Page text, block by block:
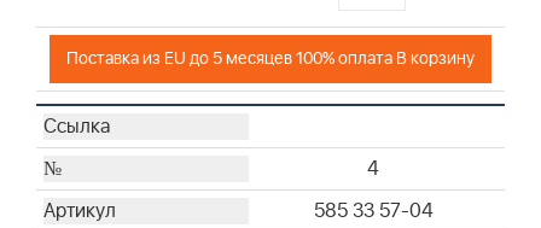
70
74
77
80
Поставка из EU до 5 месяцев 100% оплата В корзину
4
585 33 57-04